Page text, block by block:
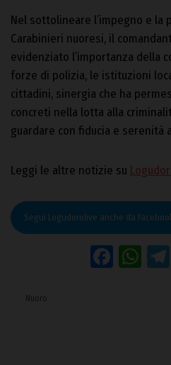
Nel sottolineare l’impegno e
Carabinieri nuoresi, il
evidenziato l’importanza della
forze di polizia, le istituzioni
cittadini, sinergia che ha
concreti nella lotta alla
guardare con fiducia e serenità
Leggi le altre notizie su
Segui Logudorolive anche da
Nuoro